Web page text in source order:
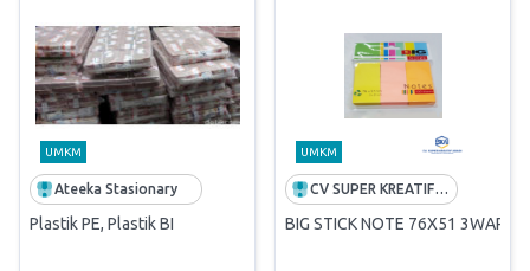
UMKM
Ateeka Stasionary
Plastik PE, Plastik BI
UMKM
CV SUPER KREATIF ABADI
BIG STICK NOTE 76X51 3WARNA